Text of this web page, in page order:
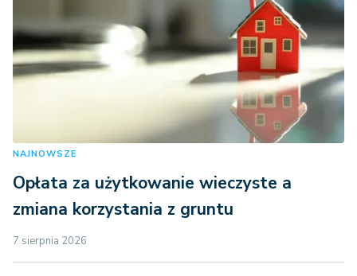
NAJNOWSZE
Opłata za użytkowanie wieczyste a
zmiana korzystania z gruntu
7 sierpnia 2026